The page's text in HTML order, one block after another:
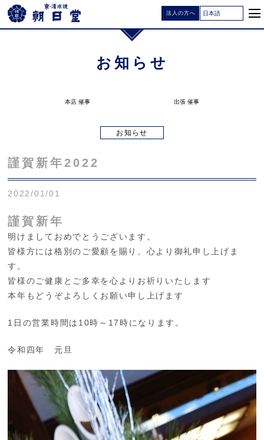
法人の方へ
お知らせ
本店 催事 出張 催事
お知らせ
謹賀新年2022
2022/01/01
謹賀新年
明けましておめでとうございます。
皆様方には格別のご愛顧を賜り、心より御礼申し上げま
す。
皆様のご健康とご多幸を心よりお祈りいたします
本年もどうぞよろしくお願い申し上げます
1日の営業時間は10時～17時になります。
令和四年 元旦